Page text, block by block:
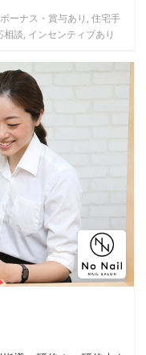
ーナス・賞与あり, 住宅手
談, インセンティブあり